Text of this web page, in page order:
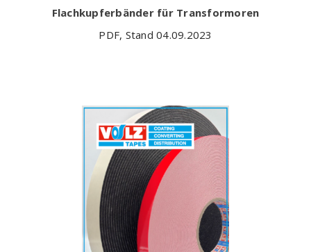
Flachkupferbänder für Transformoren
PDF, Stand 04.09.2023